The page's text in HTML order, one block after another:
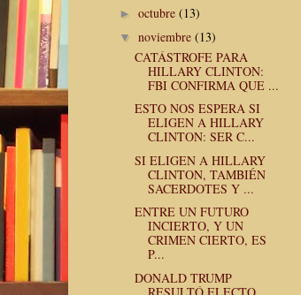
► octubre (13)
▼ noviembre (13)
CATÁSTROFE PARA
HILLARY CLINTON:
FBI CONFIRMA QUE ...
ESTO NOS ESPERA SI
ELIGEN A HILLARY
CLINTON: SER C...
SI ELIGEN A HILLARY
CLINTON, TAMBIÉN
SACERDOTES Y ...
ENTRE UN FUTURO
INCIERTO, Y UN
CRIMEN CIERTO, ES
P...
DONALD TRUMP
RESULTÓ ELECTO